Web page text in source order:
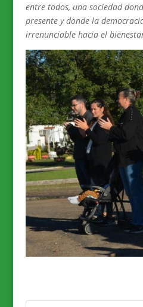
entre todos, una sociedad
presente y donde la
irrenunciable hacia el